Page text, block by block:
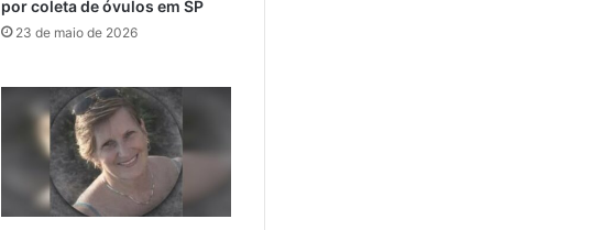
por coleta de óvulos em SP
23 de maio de 2026